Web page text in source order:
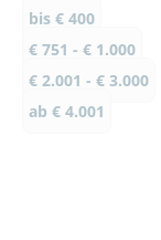
bis € 400
€ 751 - € 1.000
€ 2.001 - € 3.000
ab € 4.001